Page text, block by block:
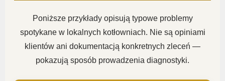
Poniższe przykłady opisują typowe problemy
spotykane w lokalnych kotłowniach. Nie są opiniami
klientów ani dokumentacją konkretnych zleceń —
pokazują sposób prowadzenia diagnostyki.